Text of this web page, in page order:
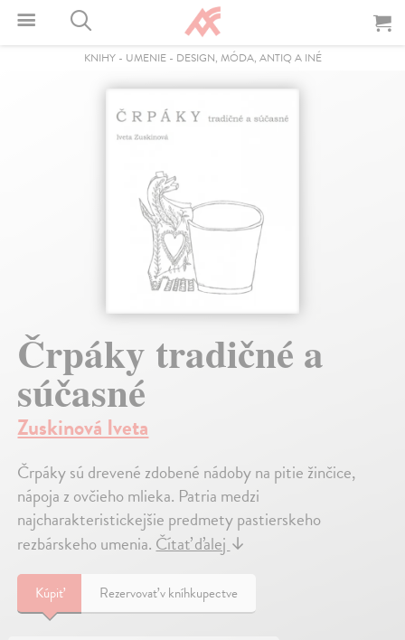
KNIHY- UMENIE- DESIGN, MÓDA, ANTIQ A INÉ
Črpáky tradičné a
súčasné
Zuskinová Iveta
Črpáky sú drevené zdobené nádoby na pitie žinčice,
nápoja z ovčieho mlieka. Patria medzi
najcharakteristickejšie predmety pastierskeho
rezbárskeho umenia.Čítať ďalej↓
Kúpiť Rezervovať v kníhkupectve